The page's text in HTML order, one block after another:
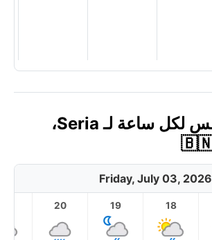
توقعات الطقس لكل ساعة لـ Seria،
Friday, July 03, 2026
18
19
20